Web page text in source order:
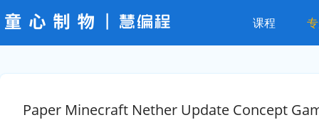
课程
Paper Minecraft Nether Update Concept